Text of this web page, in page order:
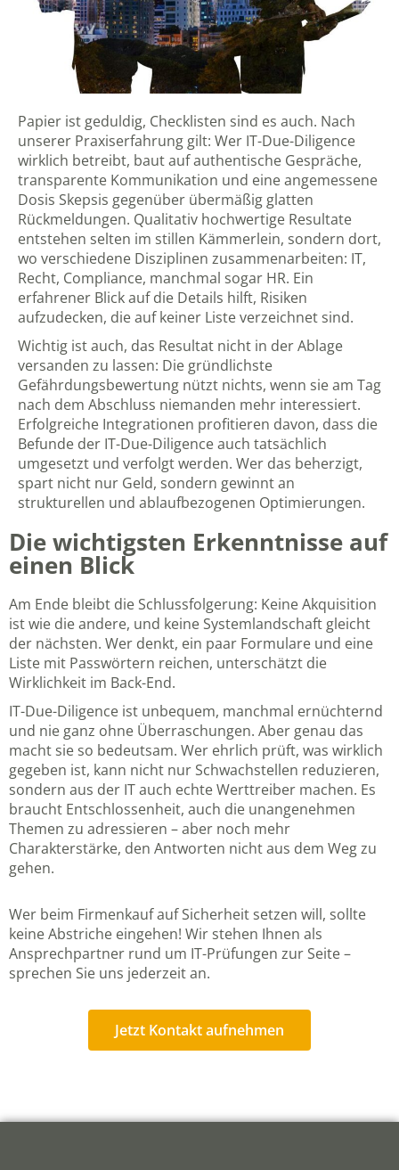
Papier ist geduldig, Checklisten sind es auch. Nach
unserer Praxiserfahrung gilt: Wer IT-Due-Diligence
wirklich betreibt, baut auf authentische Gespräche,
transparente Kommunikation und eine angemessene
Dosis Skepsis gegenüber übermäßig glatten
Rückmeldungen. Qualitativ hochwertige Resultate
entstehen selten im stillen Kämmerlein, sondern dort,
wo verschiedene Disziplinen zusammenarbeiten: IT,
Recht, Compliance, manchmal sogar HR. Ein
erfahrener Blick auf die Details hilft, Risiken
aufzudecken, die auf keiner Liste verzeichnet sind.
Wichtig ist auch, das Resultat nicht in der Ablage
versanden zu lassen: Die gründlichste
Gefährdungsbewertung nützt nichts, wenn sie am Tag
nach dem Abschluss niemanden mehr interessiert.
Erfolgreiche Integrationen profitieren davon, dass die
Befunde der IT-Due-Diligence auch tatsächlich
umgesetzt und verfolgt werden. Wer das beherzigt,
spart nicht nur Geld, sondern gewinnt an
strukturellen und ablaufbezogenen Optimierungen.
Die wichtigsten Erkenntnisse auf
einen Blick
Am Ende bleibt die Schlussfolgerung: Keine Akquisition
ist wie die andere, und keine Systemlandschaft gleicht
der nächsten. Wer denkt, ein paar Formulare und eine
Liste mit Passwörtern reichen, unterschätzt die
Wirklichkeit im Back-End.
IT-Due-Diligence ist unbequem, manchmal ernüchternd
und nie ganz ohne Überraschungen. Aber genau das
macht sie so bedeutsam. Wer ehrlich prüft, was wirklich
gegeben ist, kann nicht nur Schwachstellen reduzieren,
sondern aus der IT auch echte Werttreiber machen. Es
braucht Entschlossenheit, auch die unangenehmen
Themen zu adressieren – aber noch mehr
Charakterstärke, den Antworten nicht aus dem Weg zu
gehen.
Wer beim Firmenkauf auf Sicherheit setzen will, sollte
keine Abstriche eingehen! Wir stehen Ihnen als
Ansprechpartner rund um IT-Prüfungen zur Seite –
sprechen Sie uns jederzeit an.
Jetzt Kontakt aufnehmen